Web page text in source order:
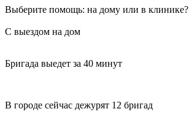
Выберите помощь: на дому или в клинике?
С выездом на дом
Бригада выедет за 40 минут
В городе сейчас дежурят 12 бригад